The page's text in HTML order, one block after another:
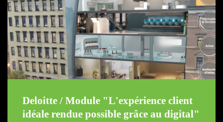
Deloitte / Module "L'expérience client
idéale rendue possible grâce au digital"